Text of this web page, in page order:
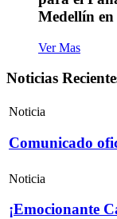
Medellín
Ver Mas
Noticias
Noticia
Comunicado
Noticia
¡Emocionante